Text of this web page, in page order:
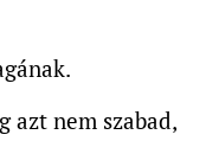
azt nem szabad,